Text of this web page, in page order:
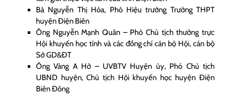
Bà Nguyễn Thị Hòa, Phó Hiệu trưởng Trường THPT
huyện Điện Biên
Ông Nguyễn Mạnh Quân – Phó Chủ tịch thường trực
Hội khuyến học tỉnh và các đồng chí cán bộ Hội, cán bộ
Sở GD&ĐT
Ông Vàng A Hờ – UVBTV Huyện ủy, Phó Chủ tịch
UBND huyện, Chủ tịch Hội khuyến học huyện Điện
Biên Đông